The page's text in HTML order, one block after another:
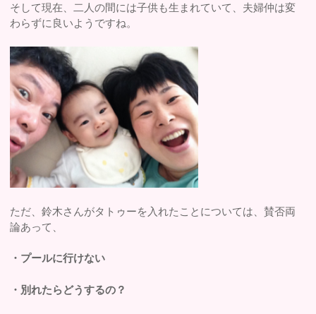
そして現在、二人の間には子供も生まれていて、夫婦仲は変
わらずに良いようですね。
ただ、鈴木さんがタトゥーを入れたことについては、賛否両
論あって、
・プールに行けない
・別れたらどうするの？